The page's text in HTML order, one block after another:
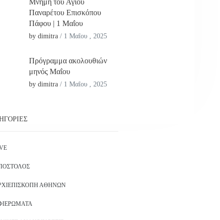
Μνήμη του Αγίου
Παναρέτου Επισκόπου
Πάφου | 1 Μαΐου
by dimitra / 1 Μαΐου , 2025
Πρόγραμμα ακολουθιών
μηνός Μαΐου
by dimitra / 1 Μαΐου , 2025
ΑΘΗΝΏΝ